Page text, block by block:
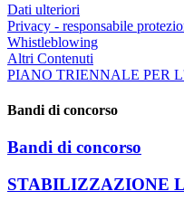
Dati ulteriori
Privacy - responsabile
Whistleblowing
Altri Contenuti
PIANO TRIENNALE PER
Bandi di concorso
Bandi di concorso
STABILIZZAZIONE